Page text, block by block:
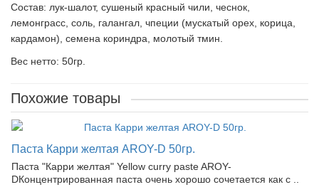
Состав: лук-шалот, сушеный красный чили, чеснок,
лемонграсс, соль, галангал, чпеции (мускатый орех, корица,
кардамон), семена кориндра, молотый тмин.
Вес нетто: 50гр.
Похожие товары
Паста Карри желтая AROY-D 50гр.
Паста "Карри желтая" Yellow curry paste AROY-
DКонцентрированная паста очень хорошо сочетается как с ..